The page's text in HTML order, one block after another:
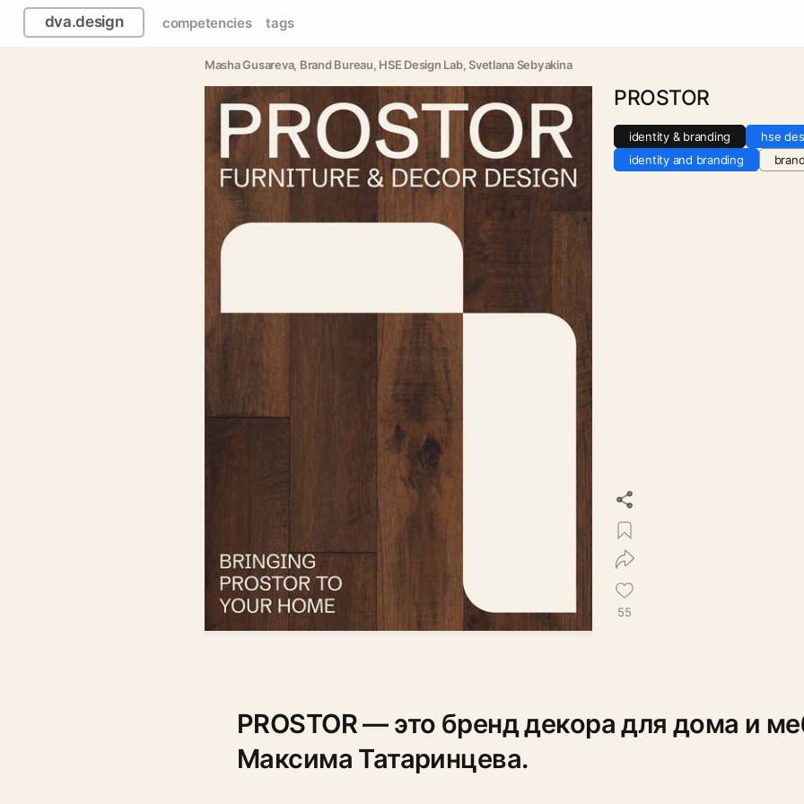
dva.design competencies tags
Masha Gusareva, Brand Bureau, HSE Design Lab, Svetlana Sebyakina
PROSTOR
identity & branding hse
identity and branding
55
PROSTOR — это бренд декора для дома и
Максима Татаринцева.